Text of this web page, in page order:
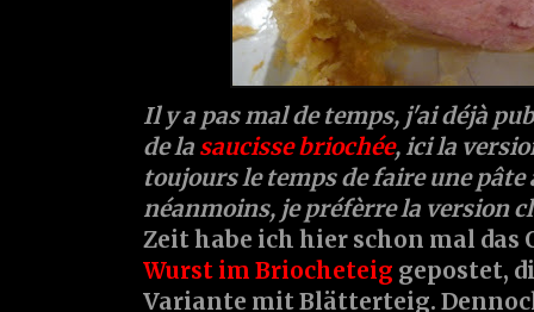
Il y a pas mal de temps, j'ai déjà
de la saucisse briochée, ici la
toujours le temps de faire une pâte
néanmoins, je préfèrre la version
Zeit habe ich hier schon mal das
Wurst im Briocheteig gepostet,
Variante mit Blätterteig.